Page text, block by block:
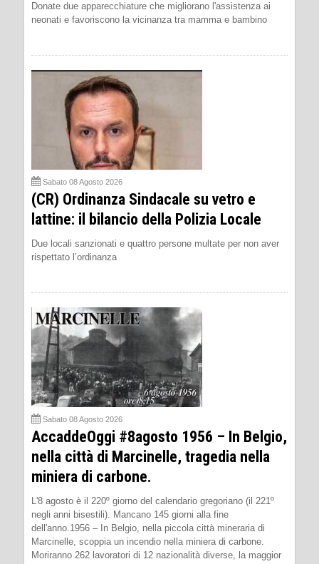
Donate due apparecchiature che migliorano l'assistenza ai
neonati e favoriscono la vicinanza tra mamma e bambino
Sabato 08 Agosto 2026
(CR) Ordinanza Sindacale su vetro e
lattine: il bilancio della Polizia Locale
Due locali sanzionati e quattro persone multate per non aver
rispettato l’ordinanza
Sabato 08 Agosto 2026
AccaddeOggi #8agosto 1956 – In Belgio,
nella città di Marcinelle, tragedia nella
miniera di carbone.
L'8 agosto è il 220º giorno del calendario gregoriano (il 221º
negli anni bisestili). Mancano 145 giorni alla fine
dell'anno.1956 – In Belgio, nella piccola città mineraria di
Marcinelle, scoppia un incendio nella miniera di carbone.
Moriranno 262 lavoratori di 12 nazionalità diverse, la maggior